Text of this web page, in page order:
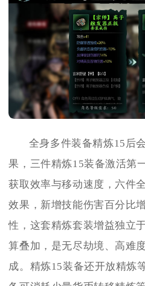
全身多件装备精炼15后
果，三件精炼15装备激活第
获取效率与移动速度，六件
效果，新增技能伤害百分比
性，这套精炼套装增益独立
算叠加，是无尽劫境、高难
成。精炼15装备还开放精炼